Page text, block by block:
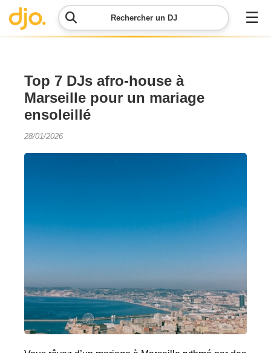
Rechercher un DJ ☰
Menu
Contacter
DJO
Top 7 DJs afro-house à
Marseille pour un mariage
ensoleillé
28/01/2026